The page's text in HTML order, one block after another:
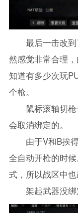
最后一击改到
然感觉非常合理
知道有多少次玩
个枪。
鼠标滚轴切枪
会取消绑定的。
由于V和B挨得
全自动开枪的时
式，所以战区中也
架起武器没绑